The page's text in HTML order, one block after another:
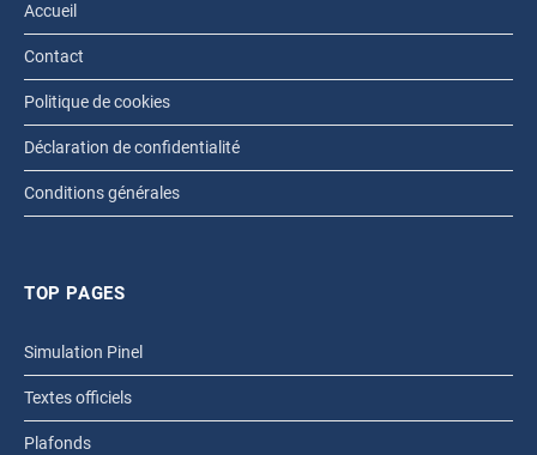
Accueil
Contact
Politique de cookies
Déclaration de confidentialité
Conditions générales
TOP PAGES
Simulation Pinel
Textes officiels
Plafonds